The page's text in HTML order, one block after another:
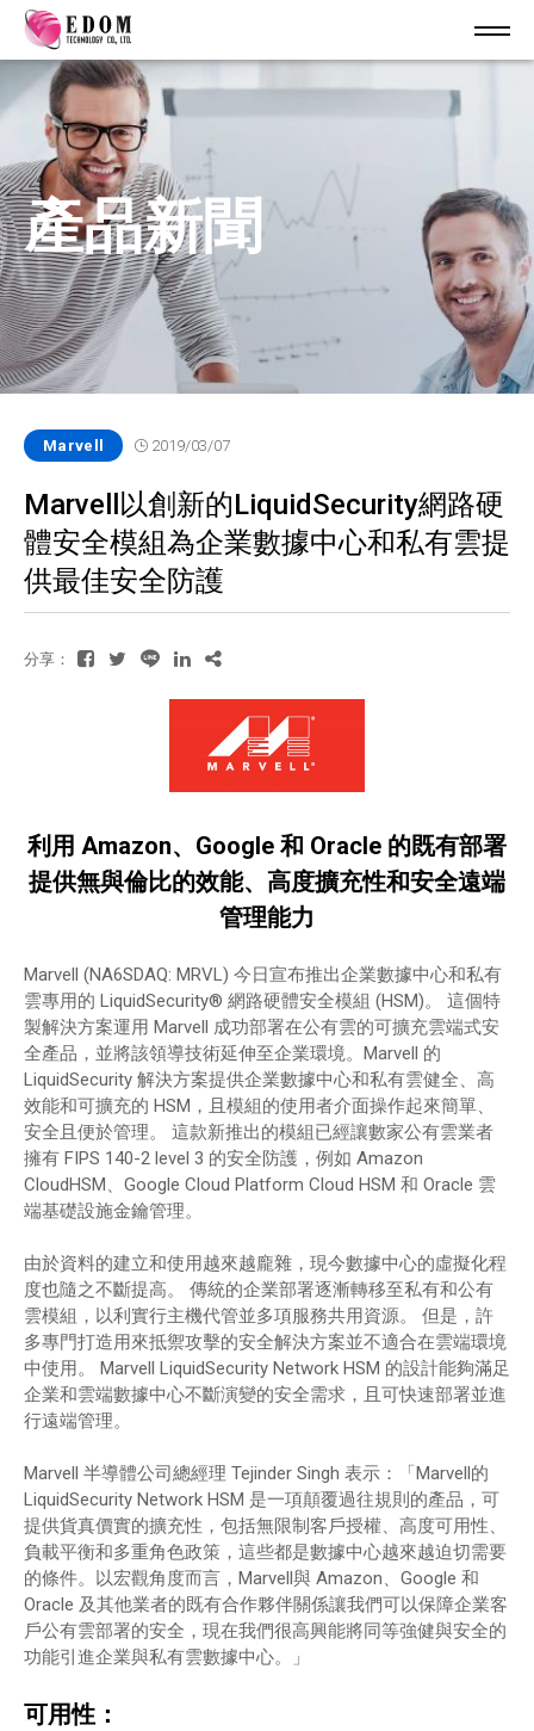
產品新聞
Marvell 2019/03/07
Marvell以創新的LiquidSecurity網路硬
體安全模組為企業數據中心和私有雲提
供最佳安全防護
分享：
利用 Amazon、Google 和 Oracle 的既有部署
提供無與倫比的效能、高度擴充性和安全遠端
管理能力
Marvell (NA6SDAQ: MRVL) 今日宣布推出企業數據中心和私有
雲專用的 LiquidSecurity® 網路硬體安全模組 (HSM)。 這個特
製解決方案運用 Marvell 成功部署在公有雲的可擴充雲端式安
全產品，並將該領導技術延伸至企業環境。Marvell 的
LiquidSecurity 解決方案提供企業數據中心和私有雲健全、高
效能和可擴充的 HSM，且模組的使用者介面操作起來簡單、
安全且便於管理。 這款新推出的模組已經讓數家公有雲業者
擁有 FIPS 140-2 level 3 的安全防護，例如 Amazon
CloudHSM、Google Cloud Platform Cloud HSM 和 Oracle 雲
端基礎設施金鑰管理。
由於資料的建立和使用越來越龐雜，現今數據中心的虛擬化程
度也隨之不斷提高。 傳統的企業部署逐漸轉移至私有和公有
雲模組，以利實行主機代管並多項服務共用資源。 但是，許
多專門打造用來抵禦攻擊的安全解決方案並不適合在雲端環境
中使用。 Marvell LiquidSecurity Network HSM 的設計能夠滿足
企業和雲端數據中心不斷演變的安全需求，且可快速部署並進
行遠端管理。
Marvell 半導體公司總經理 Tejinder Singh 表示：「Marvell的
LiquidSecurity Network HSM 是一項顛覆過往規則的產品，可
提供貨真價實的擴充性，包括無限制客戶授權、高度可用性、
負載平衡和多重角色政策，這些都是數據中心越來越迫切需要
的條件。以宏觀角度而言，Marvell與 Amazon、Google 和
Oracle 及其他業者的既有合作夥伴關係讓我們可以保障企業客
戶公有雲部署的安全，現在我們很高興能將同等強健與安全的
功能引進企業與私有雲數據中心。」
可用性：